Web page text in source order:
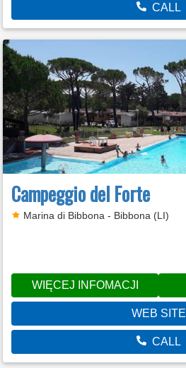
CALL
Campeggio del Forte
Marina di Bibbona - Bibbona (LI)
WIĘCEJ INFOMACJI
WEB SITE
CALL